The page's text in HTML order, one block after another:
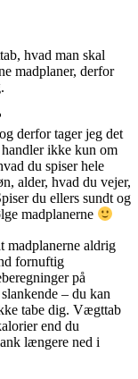
hvad man skal
madplaner, derfor
derfor tager jeg det
ikke kun om
du spiser hele
alder, hvad du vejer,
du ellers sundt og
madplanerne
madplanerne aldrig
fornuftig
på
– du kan
tabe dig. Vægttab
end du
længere ned i